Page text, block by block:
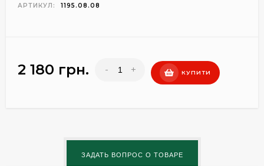
АРТИКУЛ: 1195.08.08
2 180 грн. - + КУПИТИ